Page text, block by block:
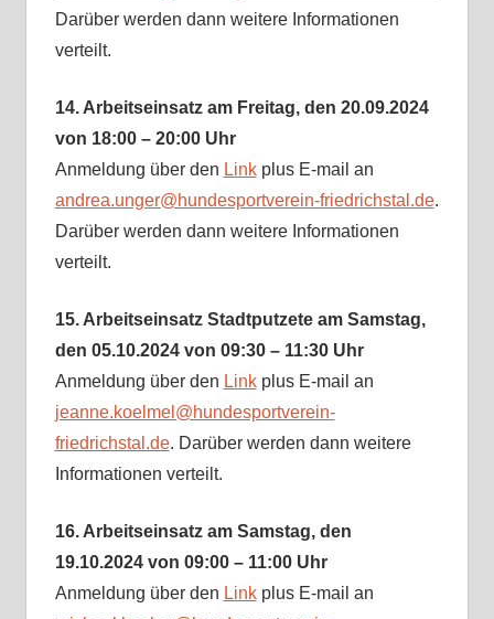
Darüber werden dann weitere Informationen
verteilt.
14. Arbeitseinsatz am Freitag, den 20.09.2024
von 18:00 – 20:00 Uhr
Anmeldung über den Linkplus E-mail an
andrea.unger@hundesportverein-friedrichstal.de.
Darüber werden dann weitere Informationen
verteilt.
15. Arbeitseinsatz Stadtputzete am Samstag,
den 05.10.2024 von 09:30 – 11:30 Uhr
Anmeldung über den Linkplus E-mail an
jeanne.koelmel@hundesportverein-
friedrichstal.de. Darüber werden dann weitere
Informationen verteilt.
16. Arbeitseinsatz am Samstag, den
19.10.2024 von 09:00 – 11:00 Uhr
Anmeldung über den Linkplus E-mail an